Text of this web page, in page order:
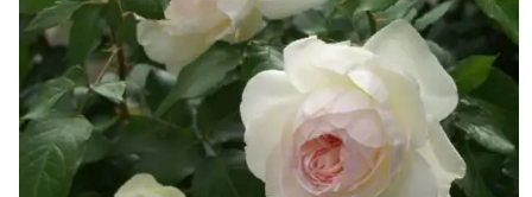
Возраст Цена Купить
2500
3 года 3500